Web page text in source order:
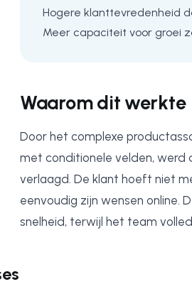
Hogere klanttevredenheid
Meer capaciteit voor groei
Waarom dit werkte
Door het complexe
met conditionele velden, werd
verlaagd. De klant hoeft niet
eenvoudig zijn wensen online.
snelheid, terwijl het team